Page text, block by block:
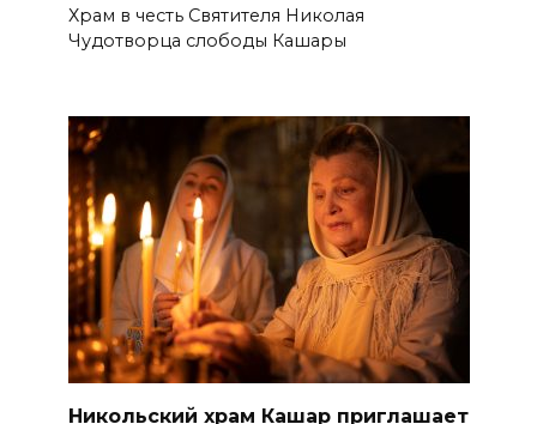
Храм в честь Святителя Николая
Чудотворца слободы Кашары
Никольский храм Кашар приглашает